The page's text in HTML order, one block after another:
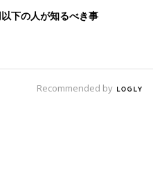
下の人が知るべき事
Recommended by